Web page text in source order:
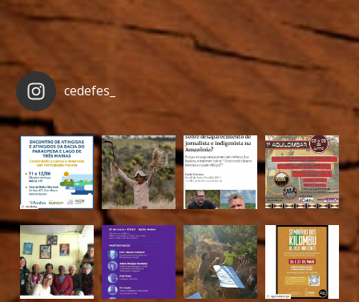
cedefes_